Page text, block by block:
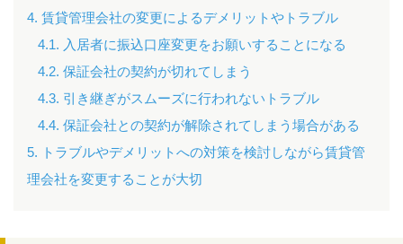
4. 賃貸管理会社の変更によるデメリットやトラブル
4.1. 入居者に振込口座変更をお願いすることになる
4.2. 保証会社の契約が切れてしまう
4.3. 引き継ぎがスムーズに行われないトラブル
4.4. 保証会社との契約が解除されてしまう場合がある
5. トラブルやデメリットへの対策を検討しながら賃貸管
理会社を変更することが大切